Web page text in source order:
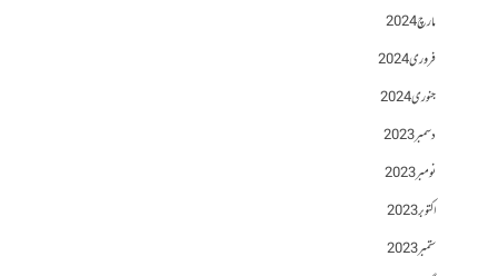
مارچ 2024
فروری 2024
جنوری 2024
دسمبر 2023
نومبر 2023
اکتوبر 2023
ستمبر 2023